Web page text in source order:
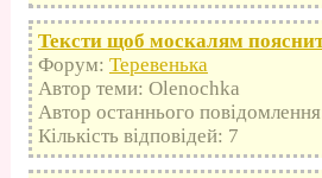
Тексти щоб москалям
Форум: Теревенька
Автор теми: Olenochka
Автор останнього
Кількість відповідей: 7